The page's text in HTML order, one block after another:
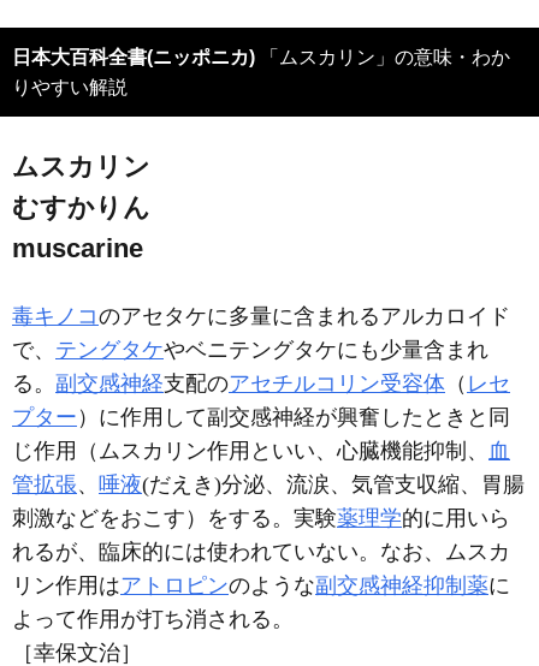
日本大百科全書(ニッポニカ) 「ムスカリン」の意味・わか
りやすい解説
ムスカリン
むすかりん
muscarine
毒キノコのアセタケに多量に含まれるアルカロイド
で、 テングタケやベニテングタケにも少量含まれ
る。 副交感神経支配のアセチルコリン受容体 （ レセ
プター ）に作用して副交感神経が興奮したときと同
じ作用（ムスカリン作用といい、心臓機能抑制、 血
管拡張、 唾液(だえき)分泌、流涙、気管支収縮、胃腸
刺激などをおこす）をする。実験薬理学的に用いら
れるが、臨床的には使われていない。なお、ムスカ
リン作用はアトロピンのような副交感神経抑制薬に
よって作用が打ち消される。
［幸保文治］